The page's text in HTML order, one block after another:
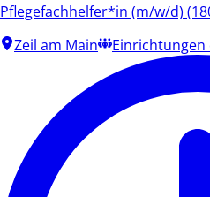
Pflegefachhelfer*in (m/w/d)
Zeil am Main